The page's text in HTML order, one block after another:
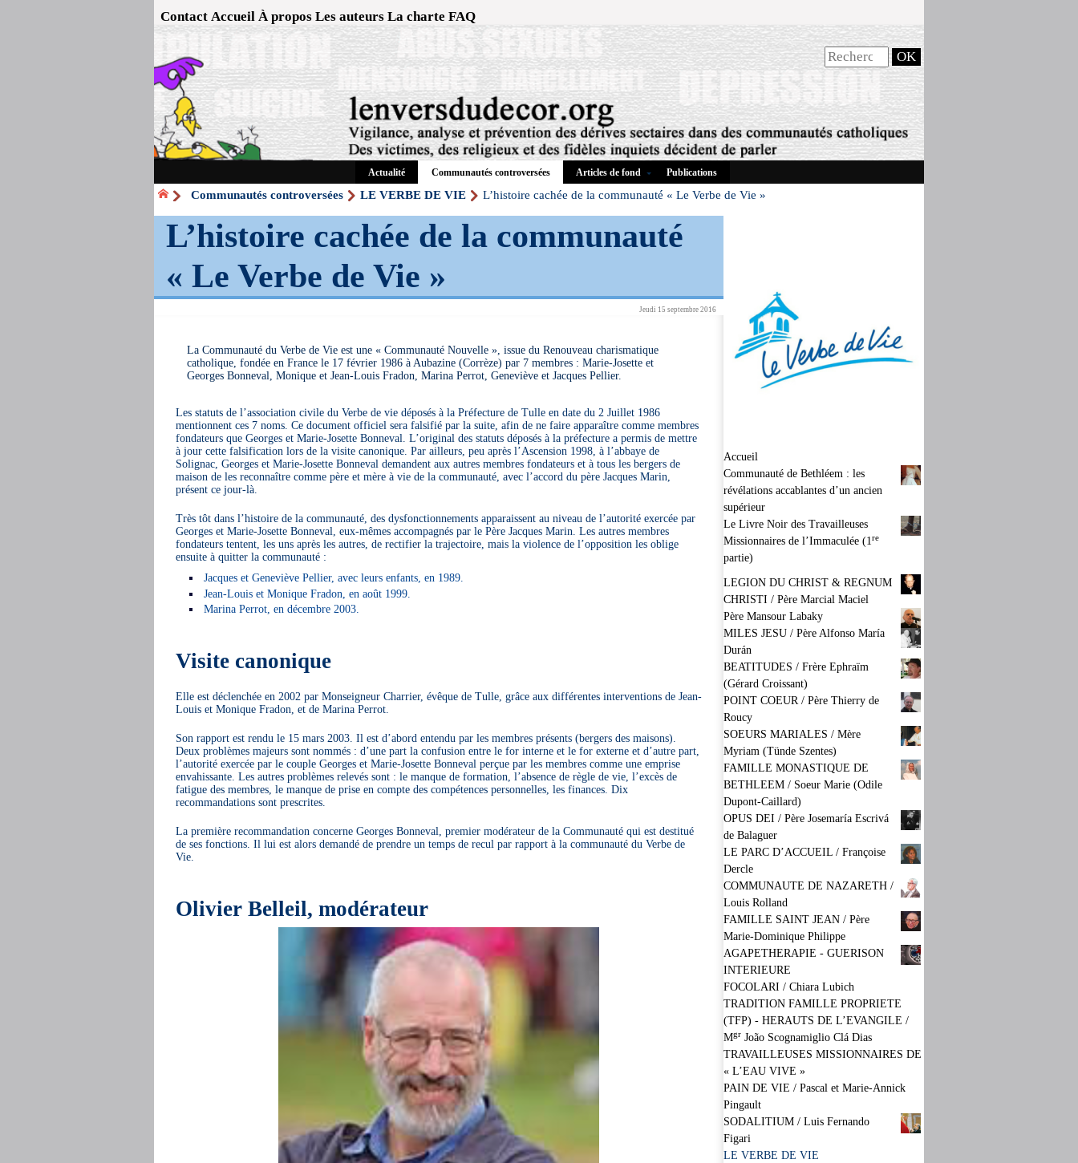
Contact Accueil À propos Les auteurs La charte FAQ
Actualité Communautés controversées Articles de fond Publications
Communautés controversées LE VERBE DE VIE L’histoire cachée de la communauté « Le Verbe de Vie »
L’histoire cachée de la communauté
« Le Verbe de Vie »
Jeudi 15 septembre 2016
La Communauté du Verbe de Vie est une « Communauté Nouvelle », issue du Renouveau charismatique
catholique, fondée en France le 17 février 1986 à Aubazine (Corrèze) par 7 membres : Marie-Josette et
Georges Bonneval, Monique et Jean-Louis Fradon, Marina Perrot, Geneviève et Jacques Pellier.
Les statuts de l’association civile du Verbe de vie déposés à la Préfecture de Tulle en date du 2 Juillet 1986
mentionnent ces 7 noms. Ce document officiel sera falsifié par la suite, afin de ne faire apparaître comme membres
fondateurs que Georges et Marie-Josette Bonneval. L’original des statuts déposés à la préfecture a permis de mettre
à jour cette falsification lors de la visite canonique. Par ailleurs, peu après l’Ascension 1998, à l’abbaye de
Solignac, Georges et Marie-Josette Bonneval demandent aux autres membres fondateurs et à tous les bergers de
maison de les reconnaître comme père et mère à vie de la communauté, avec l’accord du père Jacques Marin,
présent ce jour-là.
Très tôt dans l’histoire de la communauté, des dysfonctionnements apparaissent au niveau de l’autorité exercée par
Georges et Marie-Josette Bonneval, eux-mêmes accompagnés par le Père Jacques Marin. Les autres membres
fondateurs tentent, les uns après les autres, de rectifier la trajectoire, mais la violence de l’opposition les oblige
ensuite à quitter la communauté :
Jacques et Geneviève Pellier, avec leurs enfants, en 1989.
Jean-Louis et Monique Fradon, en août 1999.
Marina Perrot, en décembre 2003.
Visite canonique
Elle est déclenchée en 2002 par Monseigneur Charrier, évêque de Tulle, grâce aux différentes interventions de Jean-
Louis et Monique Fradon, et de Marina Perrot.
Son rapport est rendu le 15 mars 2003. Il est d’abord entendu par les membres présents (bergers des maisons).
Deux problèmes majeurs sont nommés : d’une part la confusion entre le for interne et le for externe et d’autre part,
l’autorité exercée par le couple Georges et Marie-Josette Bonneval perçue par les membres comme une emprise
envahissante. Les autres problèmes relevés sont : le manque de formation, l’absence de règle de vie, l’excès de
fatigue des membres, le manque de prise en compte des compétences personnelles, les finances. Dix
recommandations sont prescrites.
La première recommandation concerne Georges Bonneval, premier modérateur de la Communauté qui est destitué
de ses fonctions. Il lui est alors demandé de prendre un temps de recul par rapport à la communauté du Verbe de
Vie.
Olivier Belleil, modérateur
Accueil
Communauté de Bethléem : les
révélations accablantes d’un ancien
supérieur
Le Livre Noir des Travailleuses
Missionnaires de l’Immaculée (1re
partie)
LEGION DU CHRIST & REGNUM
CHRISTI / Père Marcial Maciel
Père Mansour Labaky
MILES JESU / Père Alfonso María
Durán
BEATITUDES / Frère Ephraïm
(Gérard Croissant)
POINT COEUR / Père Thierry de
Roucy
SOEURS MARIALES / Mère
Myriam (Tünde Szentes)
FAMILLE MONASTIQUE DE
BETHLEEM / Soeur Marie (Odile
Dupont-Caillard)
OPUS DEI / Père Josemaría Escrivá
de Balaguer
LE PARC D’ACCUEIL / Françoise
Dercle
COMMUNAUTE DE NAZARETH /
Louis Rolland
FAMILLE SAINT JEAN / Père
Marie-Dominique Philippe
AGAPETHERAPIE - GUERISON
INTERIEURE
FOCOLARI / Chiara Lubich
TRADITION FAMILLE PROPRIETE
(TFP) - HERAUTS DE L’EVANGILE /
Mgr João Scognamiglio Clá Dias
TRAVAILLEUSES MISSIONNAIRES DE
« L’EAU VIVE »
PAIN DE VIE / Pascal et Marie-Annick
Pingault
SODALITIUM / Luis Fernando
Figari
LE VERBE DE VIE